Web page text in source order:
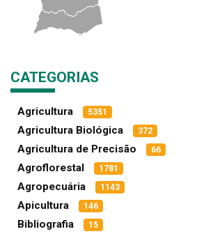
CATEGORIAS
Agricultura 5351
Agricultura Biológica 372
Agricultura de Precisão 66
Agroflorestal 1781
Agropecuária 1143
Apicultura 146
Bibliografia 15